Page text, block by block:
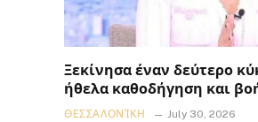
Ξεκίνησα έναν δεύτερο
ήθελα καθοδήγηση και
ΘΕΣΣΑΛΟΝΊΚΗ July 30, 2026